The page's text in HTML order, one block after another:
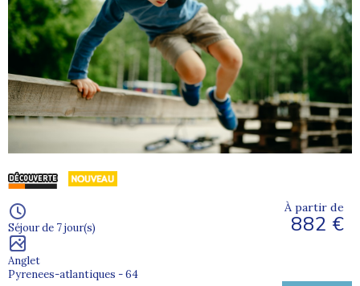
Séjour de 7 jour(s)
Anglet
Pyrenees-atlantiques - 64
À partir de
882 €